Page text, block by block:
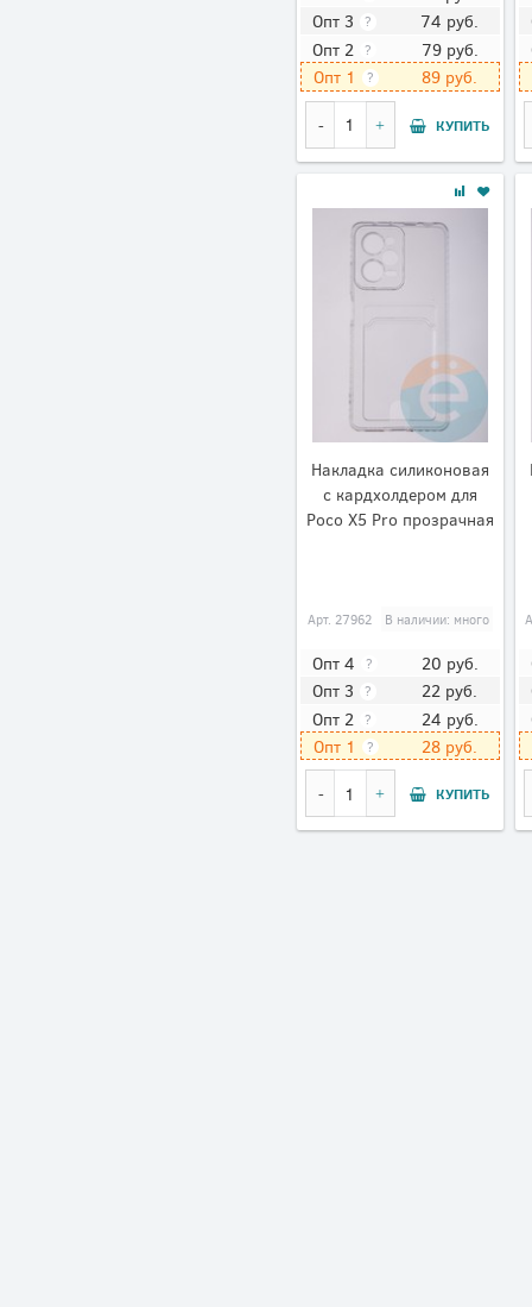
Опт 3 ? 74 руб.
Опт 2 ? 79 руб.
Опт 1 ? 89 руб.
КУПИТЬ
Накладка силиконовая
с кардхолдером для
Poco X5 Pro прозрачная
Арт. 27962 В наличии: много
Опт 4 ? 20 руб.
Опт 3 ? 22 руб.
Опт 2 ? 24 руб.
Опт 1 ? 28 руб.
КУПИТЬ